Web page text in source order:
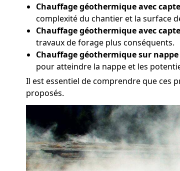
Chauffage géothermique avec
complexité du chantier et la surface
Chauffage géothermique avec
travaux de forage plus conséquents.
Chauffage géothermique sur
pour atteindre la nappe et les
Il est essentiel de comprendre que ces
proposés.